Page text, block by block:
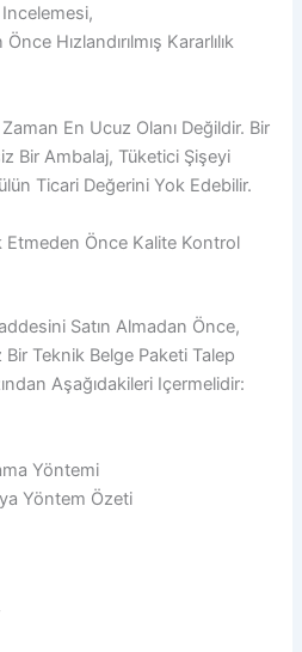
Hızlandırılmış Kararlılık
En Ucuz Olanı Değildir. Bir
Bir Ambalaj, Tüketici Şişeyi
Ticari Değerini Yok Edebilir.
Etmeden Önce Kalite Kontrol
Satın Almadan Önce,
Teknik Belge Paketi Talep
Aşağıdakileri Içermelidir:
Yöntemi
Yöntem Özeti